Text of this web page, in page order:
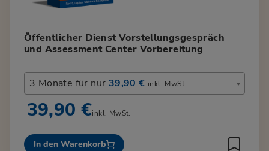
Öffentlicher Dienst Vorstellungsgespräch
und Assessment Center Vorbereitung
3 Monate für nur 39,90 € inkl. MwSt.
39,90 €inkl. MwSt.
In den Warenkorb